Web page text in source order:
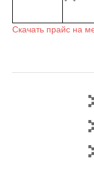
Скачать прайс на